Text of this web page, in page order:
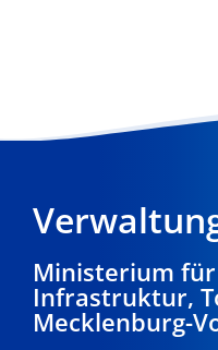
Ministerium
Infrastruktur,
Mecklenburg-